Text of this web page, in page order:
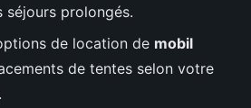
séjours prolongés.
de location de mobil
de tentes selon votre